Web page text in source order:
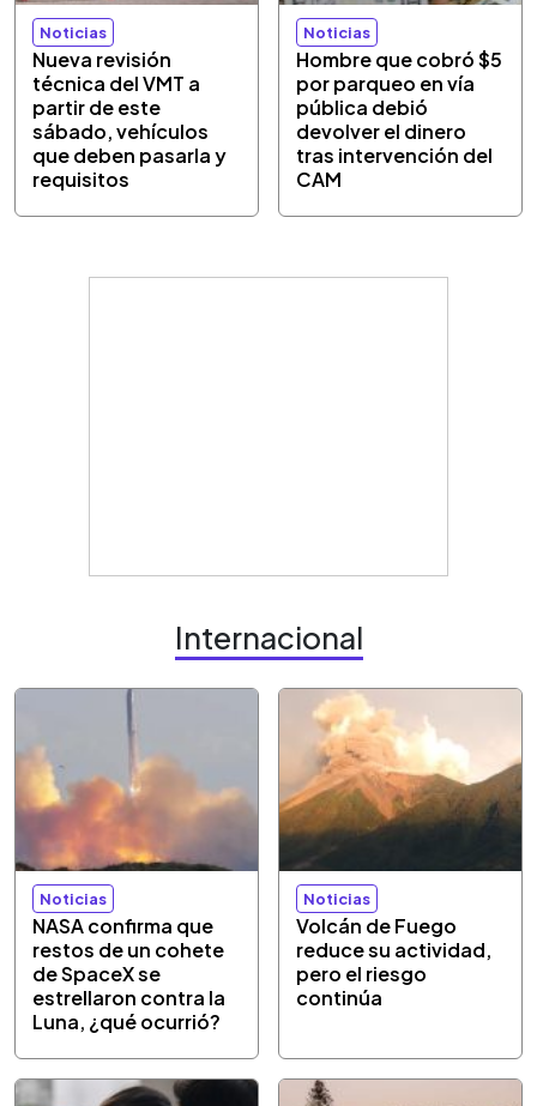
Noticias
Nueva revisión
técnica del VMT a
partir de este
sábado, vehículos
que deben pasarla y
requisitos
Noticias
Hombre que cobró $5
por parqueo en vía
pública debió
devolver el dinero
tras intervención del
CAM
Internacional
Noticias
NASA confirma que
restos de un cohete
de SpaceX se
estrellaron contra la
Luna, ¿qué ocurrió?
Noticias
Volcán de Fuego
reduce su actividad,
pero el riesgo
continúa